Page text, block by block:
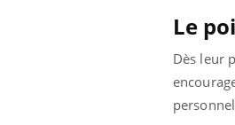
Le
Dès leur